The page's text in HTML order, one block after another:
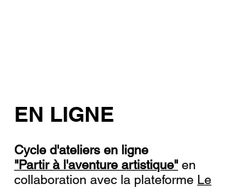
EN LIGNE
Cycle d'ateliers en ligne
"Partir à l'aventure artistique" en
collaboration avec la plateforme Le